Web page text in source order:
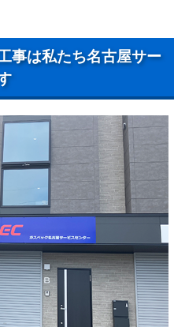
事は私たち名古屋サー